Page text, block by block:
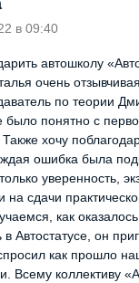
в 09:40
автошколу
очень
по теории
было понятно с
Также хочу
ошибка была
уверенность,
на сдачи
как
в Автостатусе, он
как прошло
Всему коллективу